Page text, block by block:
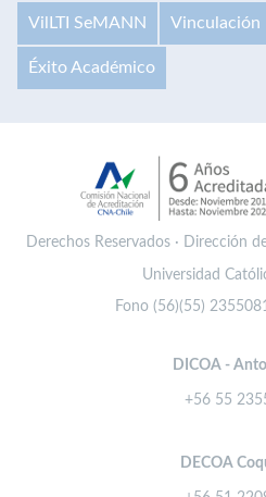
VilLTI SeMANN Vinculación
Éxito Académico
Derechos Reservados · Dirección
Universidad
Fono (56)(55)
DICOA -
+56 55
DECOA